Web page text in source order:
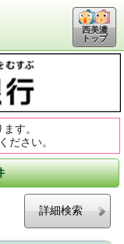
西美濃
トップ
す。
ださい。
件
詳細検索